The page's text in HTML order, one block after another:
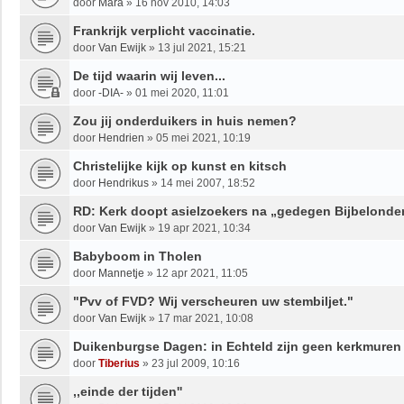
door Mara » 16 nov 2010, 14:03
Frankrijk verplicht vaccinatie.
door Van Ewijk » 13 jul 2021, 15:21
De tijd waarin wij leven...
door -DIA- » 01 mei 2020, 11:01
Zou jij onderduikers in huis nemen?
door Hendrien » 05 mei 2021, 10:19
Christelijke kijk op kunst en kitsch
door Hendrikus » 14 mei 2007, 18:52
RD: Kerk doopt asielzoekers na „gedegen
door Van Ewijk » 19 apr 2021, 10:34
Babyboom in Tholen
door Mannetje » 12 apr 2021, 11:05
"Pvv of FVD? Wij verscheuren uw stembiljet."
door Van Ewijk » 17 mar 2021, 10:08
Duikenburgse Dagen: in Echteld zijn geen kerkmuren
door Tiberius » 23 jul 2009, 10:16
,,einde der tijden''